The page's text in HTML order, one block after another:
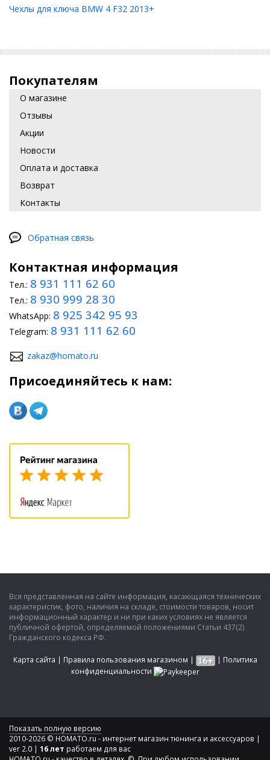
Чехлы для ключа BMW 4 F32 2013+
Покупателям
О магазине
Отзывы
Акции
Новости
Оплата и доставка
Возврат
Контакты
Обратная связь
Контактная информация
Тел.: 8 931 111 62 60
Тел.: 8 930 999 28 30
WhatsApp: 8 925 342 95 93
Telegram: 8 931 111 62 60
zakaz@homato.ru
Присоединяйтесь к нам:
Вся представленная на сайте информация, касающаяся технических
характеристик, фото, наличия на складе, стоимости товаров, носит
информационный характер и ни при каких условиях не является
публичной офертой, определяемой положениями Статьи 437(2)
Гражданского кодекса РФ.
Карта сайта | Правила пользования магазином | | Политика
конфиденциальности
Показать полную версию
2010-2026 © HOMATO.ru - интернет магазин тюнинга и аксессуаров |
ver 2.0 | 16 лет работаем для вас